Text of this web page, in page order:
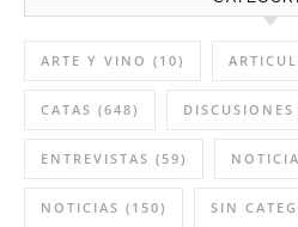
ARTE Y VINO (10)
CATAS (648) DISCUSIONES
ENTREVISTAS (59)
NOTICIAS (150) SIN